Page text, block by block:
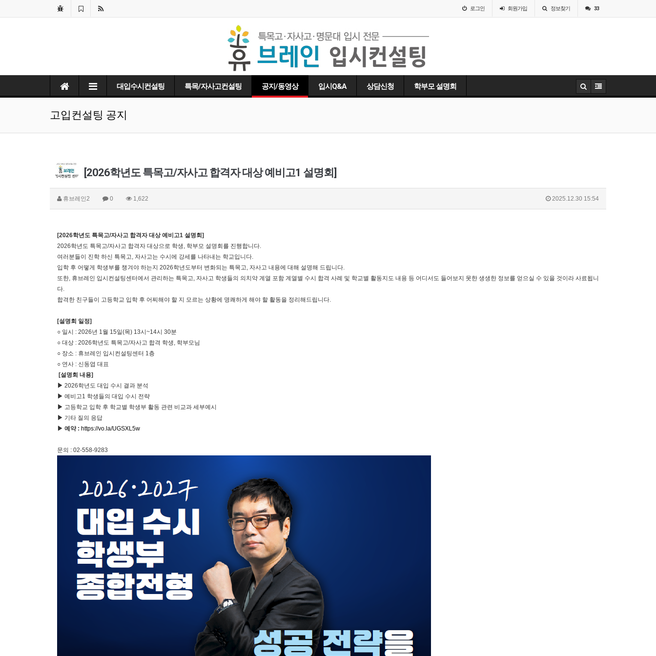
로그인 회원가입 정보찾기 33
대입수시컨설팅 특목/자사고컨설팅 공지/동영상 입시Q&A 상담신청 학부모 설명회
고입컨설팅 공지
[2026학년도 특목고/자사고 합격자 대상 예비고1 설명회]
휴브레인2 0 1,622 2025.12.30 15:54
[2026학년도 특목고/자사고 합격자 대상 예비고1 설명회 ]
2026학년도 특목고/자사고 합격자 대상으로 학생, 학부모 설명회를 진행합니다.
여러분들이 진학 하신 특목고, 자사고는 수시에 강세를 나타내는 학교입니다.
입학 후 어떻게 학생부를 챙겨야 하는지 2026학년도부터 변화되는 특목고, 자사고 내용에 대해 설명해 드립니다.
또한, 휴브레인 입시컨설팅센터에서 관리하는 특목고, 자사고 학생들의 의치약 계열 포함 계열별 수시 합격 사례 및 학교별 활동지도 내용 등 어디서도 들어보지 못한 생생한 정보를 얻으실 수 있을 것이라 사료됩니
다.
합격한 친구들이 고등학교 입학 후 어찌해야 할 지 모르는 상황에 명쾌하게 해야 할 활동을 정리해드립니다.
[설명회 일정]
○ 일시 : 2026년 1월 15일(목) 13시 ~14시 30분
○ 대상 : 2026학년도 특목고/자사고 합격 학생, 학부모님
○ 장소 : 휴브레인 입시컨설팅센터 1층
○ 연사 : 신동엽 대표
[설명회 내용]
▶ 2026학년도 대입 수시 결과 분석
▶ 예비고1 학생들의 대입 수시 전략
▶ 고등학교 입학 후 학교별 학생부 활동 관련 비교과 세부예시
▶ 기타 질의 응답
▶ 예약: https://vo.la/UGSXL5w
문의 : 02-558-9283